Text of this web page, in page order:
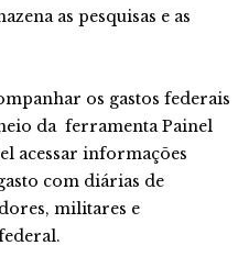
as pesquisas e as
os gastos federais
da ferramenta Painel
acessar informações
com diárias de
militares e